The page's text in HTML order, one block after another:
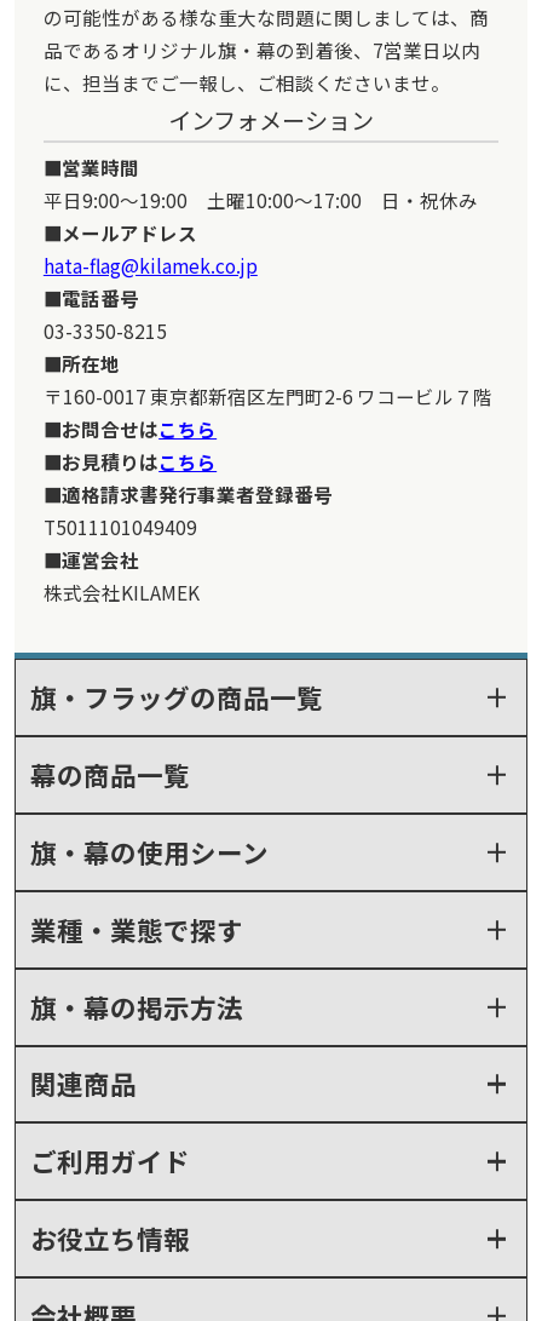
の可能性がある様な重大な問題に関しましては、商
品であるオリジナル旗・幕の到着後、7営業日以内
に、担当までご一報し、ご相談くださいませ。
インフォメーション
営業時間
平日9:00～19:00 土曜10:00～17:00 日・祝休み
メールアドレス
hata-flag@kilamek.co.jp
電話番号
03-3350-8215
所在地
〒160-0017 東京都新宿区左門町2-6 ワコービル７階
お問合せはこちら
お見積りはこちら
適格請求書発行事業者登録番号
T5011101049409
運営会社
株式会社KILAMEK
旗・フラッグの商品一覧
幕の商品一覧
旗・幕の使用シーン
業種・業態で探す
旗・幕の掲示方法
関連商品
ご利用ガイド
お役立ち情報